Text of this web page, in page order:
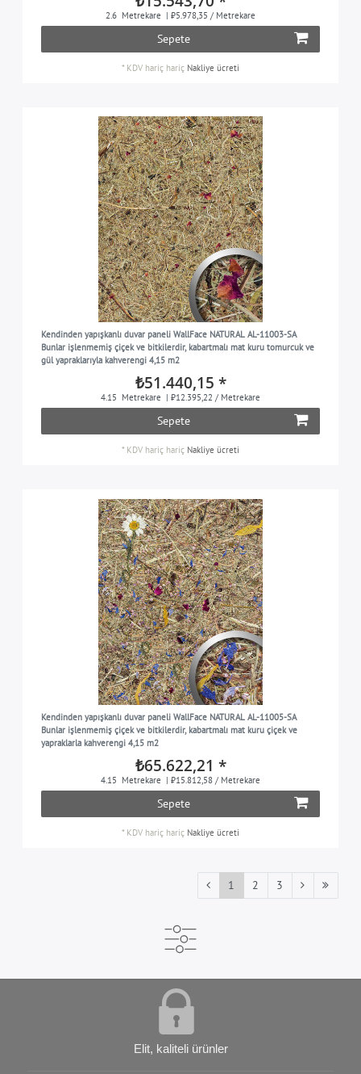
2.6 Metrekare | ₺5.978,35 / Metrekare
Sepete
* KDV hariç hariç Nakliye ücreti
Kendinden yapışkanlı duvar paneli WallFace NATURAL AL-11003-SA
Bunlar işlenmemiş çiçek ve bitkilerdir, kabartmalı mat kuru tomurcuk ve
gül yapraklarıyla kahverengi 4,15 m2
₺51.440,15 *
4.15 Metrekare | ₺12.395,22 / Metrekare
Sepete
* KDV hariç hariç Nakliye ücreti
Kendinden yapışkanlı duvar paneli WallFace NATURAL AL-11005-SA
Bunlar işlenmemiş çiçek ve bitkilerdir, kabartmalı mat kuru çiçek ve
yapraklarla kahverengi 4,15 m2
₺65.622,21 *
4.15 Metrekare | ₺15.812,58 / Metrekare
Sepete
* KDV hariç hariç Nakliye ücreti
1 2 3
Elit, kaliteli ürünler